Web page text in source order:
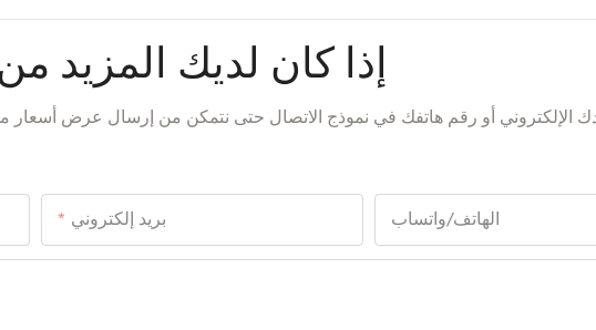
إذا كان لديك المزيد
الإلكتروني أو رقم هاتفك في نموذج الاتصال حتى نتمكن من إرسال عرض
بريد إلكتروني الهاتف/واتساب